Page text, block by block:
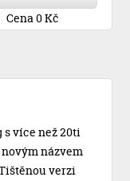
Cena 0 Kč
s více než 20ti
názvem
verzi